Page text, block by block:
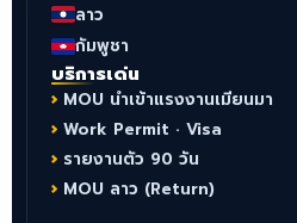
ลาว
กัมพูชา
บริการเด่น
MOU นำเข้าแรงงานเมียนมา
Work Permit · Visa
รายงานตัว 90 วัน
MOU ลาว (Return)